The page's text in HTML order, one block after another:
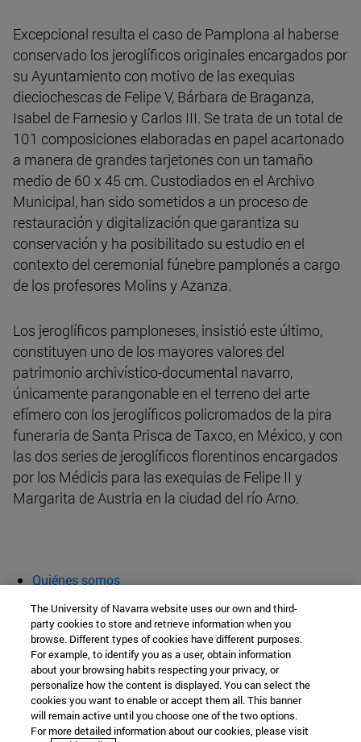
Excepcional resulta el caso de Pamplona al haberse
conservado los jeroglíficos originales encargados por
su Ayuntamiento con motivo de las exequias
dieciochescas de Felipe V, Bárbara de Braganza,
Isabel de Farnesio y Carlos III. Se trata de un total de
101 composiciones elaboradas en papel acartonado
a manera de grandes tarjetones con un tamaño
medio de 60 x 45 cm. Custodiados en el Archivo
Municipal, han sido sometidos a un proceso de
restauración y digitalización que garantiza su
conservación y ha posibilitado su estudio en el
contexto del ceremonial fúnebre pamplonés a cargo
de los profesores Molins y Azanza.
Los jeroglíficos pamploneses, insistió este último,
constituyen uno de los mayores valores del
patrimonio archivístico-documental navarro,
únicamente parangonable en el terreno del arte
efímero con los jeroglíficos policromados de la pira
funeraria de Santa Prisca de Taxco, en México, y con
las dos series de jeroglíficos florentinos encargados
por los Médicis para las exequias de Felipe II y
Margarita de Austria en la ciudad del río Arno.
Quiénes somos
Aula abierta
Cátedra de Patrimonio y Arte Navarro
Facultad de Filosofía y Letras
The University of Navarra website uses our own and third-
party cookies to store and retrieve information when you
browse. Different types of cookies have different purposes.
For example, to identify you as a user, obtain information
about your browsing habits respecting your privacy, or
personalize how the content is displayed. You can select the
cookies you want to enable or accept them all. This banner
will remain active until you choose one of the two options.
For more detailed information about our cookies, please visit